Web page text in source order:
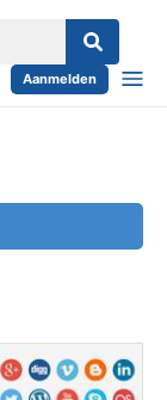
Aanmelden